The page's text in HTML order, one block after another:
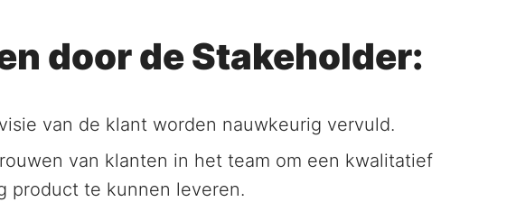
door de Stakeholder:
van de klant worden nauwkeurig vervuld.
van klanten in het team om een kwalitatief
product te kunnen leveren.